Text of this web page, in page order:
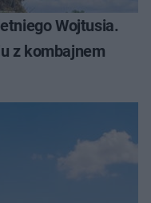
Wojtusia.
z kombajnem